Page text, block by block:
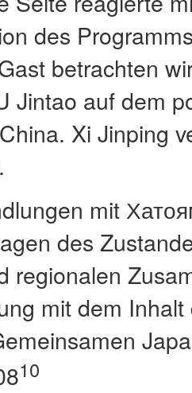
des
betrachten
Jintao auf dem
Xi Jinping
mit
des
regionalen
mit dem
10